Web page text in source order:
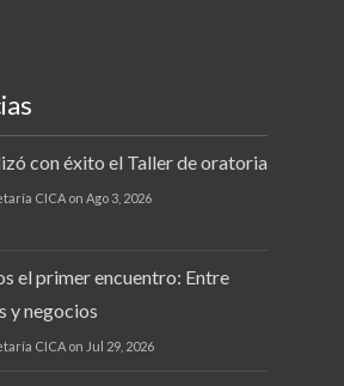
con éxito el Taller de oratoria
CICA on Ago 3, 2026
el primer encuentro: Entre
y negocios
CICA on Jul 29, 2026